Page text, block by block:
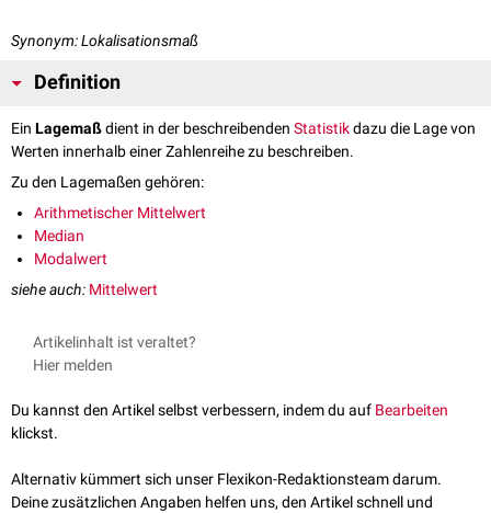
Synonym: Lokalisationsmaß
Definition
Ein Lagemaßdient in der beschreibenden Statistikdazu die Lage von
Werten innerhalb einer Zahlenreihe zu beschreiben.
Zu den Lagemaßen gehören:
Arithmetischer Mittelwert
Median
Modalwert
siehe auch: Mittelwert
Artikelinhalt ist veraltet?
Hier melden
Du kannst den Artikel selbst verbessern, indem du auf Bearbeiten
klickst.
Alternativ kümmert sich unser Flexikon-Redaktionsteam darum.
Deine zusätzlichen Angaben helfen uns, den Artikel schnell und